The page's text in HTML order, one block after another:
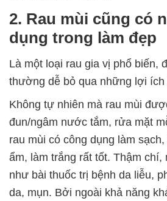
2. Rau mùi cũng có
dụng trong làm đẹp
Là một loại rau gia vị phổ biến,
thường dễ bỏ qua những lợi
Không tự nhiên mà rau mùi
đun/ngâm nước tắm, rửa mặt
rau mùi có công dụng làm
ẩm, làm trắng rất tốt. Thậm
như bài thuốc trị bệnh da liễu,
da, mụn. Bởi ngoài khả năng